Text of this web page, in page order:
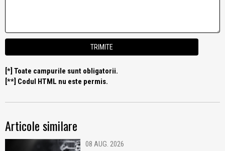
[*] Toate campurile sunt obligatorii.
[**] Codul HTML nu este permis.
Articole similare
08 AUG. 2026